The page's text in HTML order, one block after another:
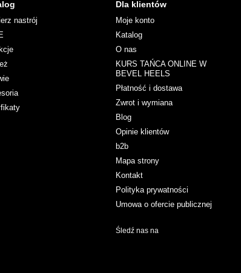
nastrój
Dla klientów
Moje konto
Katalog
O nas
KURS TAŃCA ONLINE W
BEVEL HEELS
Płatność i dostawa
Zwrot i wymiana
Blog
Opinie klientów
b2b
Mapa strony
Kontakt
Polityka prywatności
Umowa o ofercie publicznej
Śledź nas na